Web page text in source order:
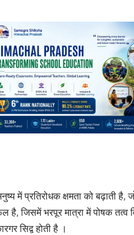
में प्रतिरोधक क्षमता को बढ़ाती है,
है, जिसमें भरपूर मात्रा में पोषक तत्व
सिद्व होती है ।